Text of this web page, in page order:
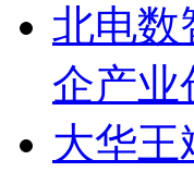
北电数
企产业
大华王